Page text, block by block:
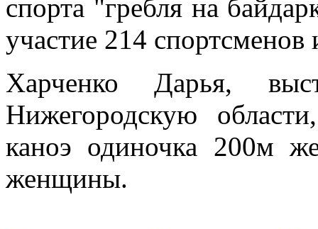
спорта "гребля на
участие 214
Харченко Дарья,
Нижегородскую
каноэ одиночка 200м
женщины.